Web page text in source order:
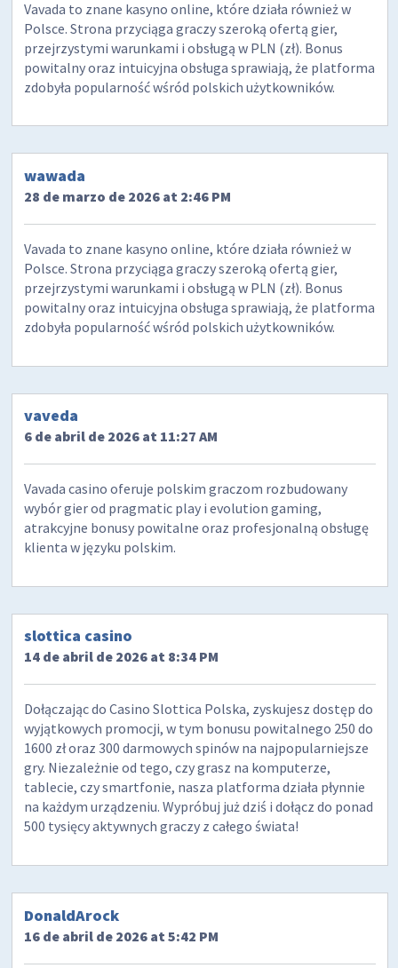
Vavada to znane kasyno online, które działa również w
Polsce. Strona przyciąga graczy szeroką ofertą gier,
przejrzystymi warunkami i obsługą w PLN (zł). Bonus
powitalny oraz intuicyjna obsługa sprawiają, że platforma
zdobyła popularność wśród polskich użytkowników.
wawada
28 de marzo de 2026 at 2:46 PM
Vavada to znane kasyno online, które działa również w
Polsce. Strona przyciąga graczy szeroką ofertą gier,
przejrzystymi warunkami i obsługą w PLN (zł). Bonus
powitalny oraz intuicyjna obsługa sprawiają, że platforma
zdobyła popularność wśród polskich użytkowników.
vaveda
6 de abril de 2026 at 11:27 AM
Vavada casino oferuje polskim graczom rozbudowany
wybór gier od pragmatic play i evolution gaming,
atrakcyjne bonusy powitalne oraz profesjonalną obsługę
klienta w języku polskim.
slottica casino
14 de abril de 2026 at 8:34 PM
Dołączając do Casino Slottica Polska, zyskujesz dostęp do
wyjątkowych promocji, w tym bonusu powitalnego 250 do
1600 zł oraz 300 darmowych spinów na najpopularniejsze
gry. Niezależnie od tego, czy grasz na komputerze,
tablecie, czy smartfonie, nasza platforma działa płynnie
na każdym urządzeniu. Wypróbuj już dziś i dołącz do ponad
500 tysięcy aktywnych graczy z całego świata!
DonaldArock
16 de abril de 2026 at 5:42 PM